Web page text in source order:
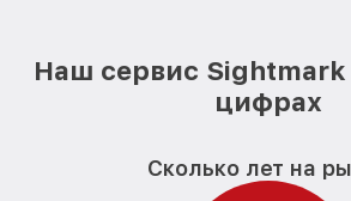
Наш сервис
цифрах
Сколько лет на